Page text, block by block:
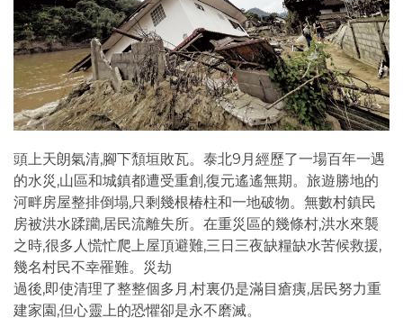
頭上天朗氣清,腳下頹垣敗瓦。泰北9月經歷了一場百年一遇
的水災,山區和城鎮都遭受重創,復元遙遙無期。旅遊勝地的
河畔房屋整排倒塌,只剩幾根椿柱和一地破物。無數村鎮民
房被洪水蹂躪,居民流離失所。在重災區的幾條村,洪水來襲
之時,很多人慌忙爬上屋頂避難,三日三夜缺糧缺水苦候救援,
幾名村民不幸罹難。災劫
過後,即使清理了整整個多月,村裏仍是滿目瘡痍,居民努力重
建家園,但心靈上的恐懼卻是永不磨滅。